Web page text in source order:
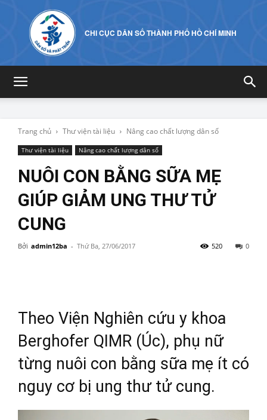
CHI CỤC DÂN SỐ THÀNH PHỐ HỒ CHÍ MINH
Trang chủ Thư viện tài liệu Nâng cao chất lượng dân số
Thư viện tài liệu Nâng cao chất lượng dân số
NUÔI CON BẰNG SỮA MẸ
GIÚP GIẢM UNG THƯ TỬ
CUNG
Bởi admin12ba - Thứ Ba, 27/06/2017 0
520
Theo Viện Nghiên cứu y khoa
Berghofer QIMR (Úc), phụ nữ
từng nuôi con bằng sữa mẹ ít có
nguy cơ bị ung thư tử cung.